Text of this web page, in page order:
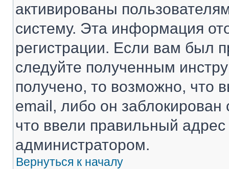
активированы
систему. Эта информация
регистрации. Если вам был
следуйте полученным
получено, то возможно, что
email, либо он
что ввели правильный адрес
администратором.
Вернуться к началу